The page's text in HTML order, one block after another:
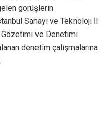
görüşlerin
Sanayi ve Teknoloji İl
Gözetimi ve Denetimi
denetim çalışmalarına